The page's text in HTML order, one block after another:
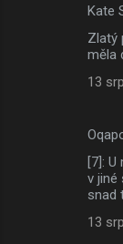
Kate
Zlatý
měla
13
[7]:
v jiné
snad
13